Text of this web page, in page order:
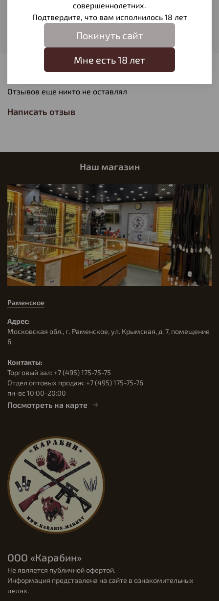
МР-53М
Отзывов еще никто не оставлял
Написать отзыв
Наш магазин
Раменское
Адрес:
Московская обл., г. Раменское, ул. Крымская, д. 7, помещение
6
Контакты:
Торговый зал: +7 (495) 175-75-75
Отдел оптовых продаж: +7 (495) 175-75-76
пн-вс 10:00-20:00
Посмотреть на карте
ООО «Карабин»
Не является публичной офертой.
Информация представлена на сайте в ознакомительных
целях.
совершеннолетних.
Подтвердите, что вам исполнилось 18 лет
Покинуть сайт
Мне есть 18 лет